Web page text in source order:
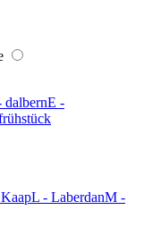
dalbernE -
L - LaberdanM -